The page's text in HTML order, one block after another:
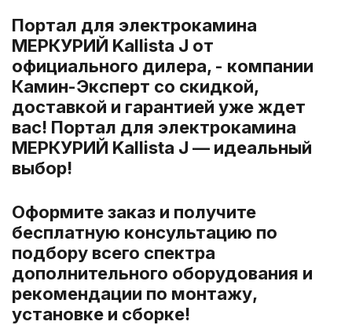
Портал для электрокамина
МЕРКУРИЙ Kallista J от
официального дилера, - компании
Камин-Эксперт со скидкой,
доставкой и гарантией уже ждет
вас! Портал для электрокамина
МЕРКУРИЙ Kallista J — идеальный
выбор!
Оформите заказ и получите
бесплатную консультацию по
подбору всего спектра
дополнительного оборудования и
рекомендации по монтажу,
установке и сборке!